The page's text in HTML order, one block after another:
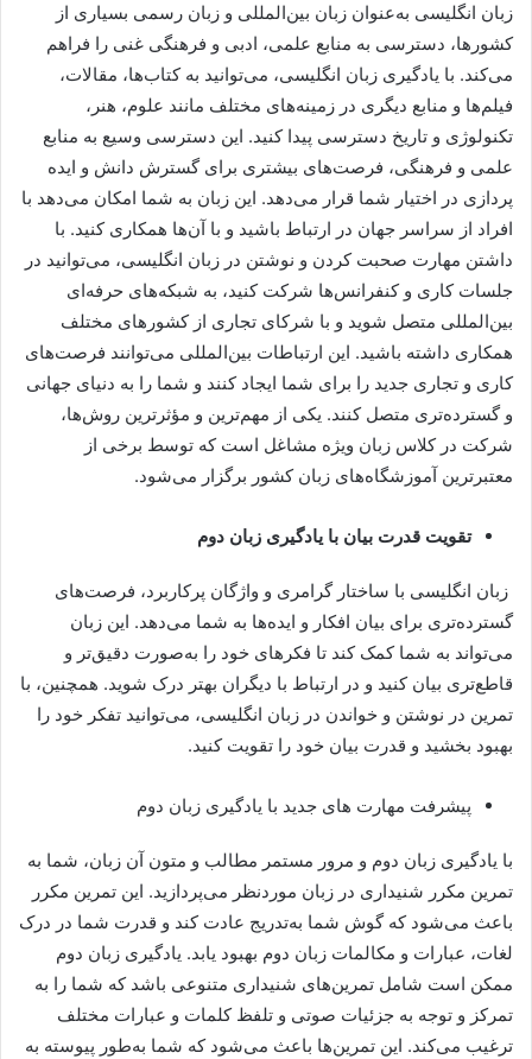
زبان انگلیسی به‌عنوان زبان بین‌المللی و زبان رسمی بسیاری از
کشورها، دسترسی به منابع علمی، ادبی و فرهنگی غنی را فراهم
می‌کند. با یادگیری زبان انگلیسی، می‌توانید به کتاب‌ها، مقالات،
فیلم‌ها و منابع دیگری در زمینه‌های مختلف مانند علوم، هنر،
تکنولوژی و تاریخ دسترسی پیدا کنید. این دسترسی وسیع به منابع
علمی و فرهنگی، فرصت‌های بیشتری برای گسترش دانش و ایده
پردازی در اختیار شما قرار می‌دهد. این زبان به شما امکان می‌دهد با
افراد از سراسر جهان در ارتباط باشید و با آن‌ها همکاری کنید. با
داشتن مهارت صحبت کردن و نوشتن در زبان انگلیسی، می‌توانید در
جلسات کاری و کنفرانس‌ها شرکت کنید، به شبکه‌های حرفه‌ای
بین‌المللی متصل شوید و با شرکای تجاری از کشورهای مختلف
همکاری داشته باشید. این ارتباطات بین‌المللی می‌توانند فرصت‌های
کاری و تجاری جدید را برای شما ایجاد کنند و شما را به دنیای جهانی
و گسترده‌تری متصل کنند. یکی از مهم‌ترین و مؤثرترین روش‌ها،
شرکت در کلاس زبان ویژه مشاغل است که توسط برخی از
معتبرترین آموزشگاه‌های زبان کشور برگزار می‌شود.
تقویت قدرت بیان با یادگیری زبان دوم
زبان انگلیسی با ساختار گرامری و واژگان پرکاربرد، فرصت‌های
گسترده‌تری برای بیان افکار و ایده‌ها به شما می‌دهد. این زبان
می‌تواند به شما کمک کند تا فکرهای خود را به‌صورت دقیق‌تر و
قاطع‌تری بیان کنید و در ارتباط با دیگران بهتر درک شوید. همچنین، با
تمرین در نوشتن و خواندن در زبان انگلیسی، می‌توانید تفکر خود را
بهبود بخشید و قدرت بیان خود را تقویت کنید.
پیشرفت مهارت های جدید با یادگیری زبان دوم
با یادگیری زبان دوم و مرور مستمر مطالب و متون آن زبان، شما به
تمرین مکرر شنیداری در زبان موردنظر می‌پردازید. این تمرین مکرر
باعث می‌شود که گوش شما به‌تدریج عادت کند و قدرت شما در درک
لغات، عبارات و مکالمات زبان دوم بهبود یابد. یادگیری زبان دوم
ممکن است شامل تمرین‌های شنیداری متنوعی باشد که شما را به
تمرکز و توجه به جزئیات صوتی و تلفظ کلمات و عبارات مختلف
ترغیب می‌کند. این تمرین‌ها باعث می‌شود که شما به‌طور پیوسته به